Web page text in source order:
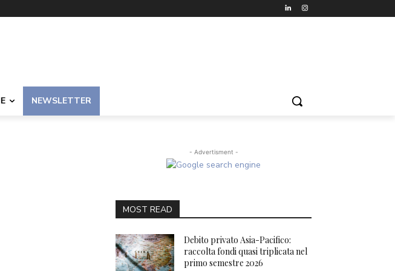
NEWSLETTER
- Advertisment -
MOST READ
Debito privato Asia-Pacifico:
raccolta fondi quasi triplicata nel
primo semestre 2026